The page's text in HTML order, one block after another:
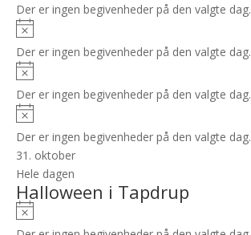
Der er ingen begivenheder på den valgte dag.
Notice
Der er ingen begivenheder på den valgte dag.
Notice
Der er ingen begivenheder på den valgte dag.
Notice
Der er ingen begivenheder på den valgte dag.
31. oktober
Hele dagen
Halloween i Tapdrup
Notice